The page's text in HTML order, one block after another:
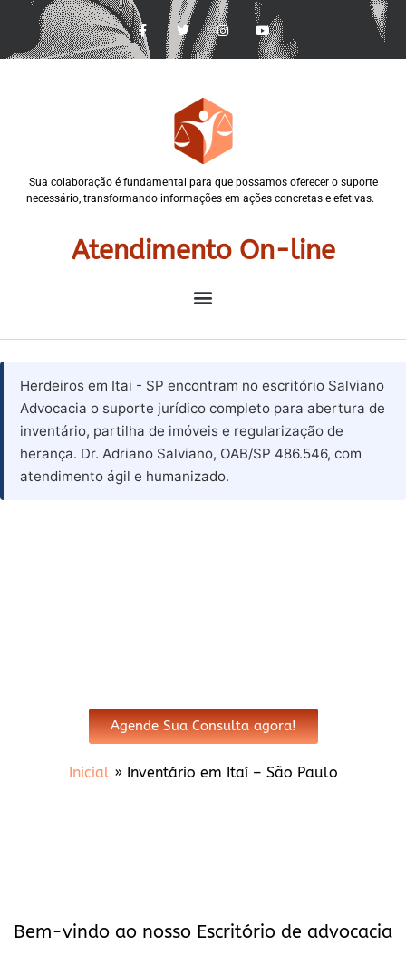
Sua colaboração é fundamental para que possamos oferecer o suporte
necessário, transformando informações em ações concretas e efetivas.
Atendimento On-line
Herdeiros em Itai - SP encontram no escritório Salviano
Advocacia o suporte jurídico completo para abertura de
inventário, partilha de imóveis e regularização de
herança. Dr. Adriano Salviano, OAB/SP 486.546, com
atendimento ágil e humanizado.
Agende Sua Consulta agora!
Inicial» Inventário em Itaí – São Paulo
Bem-vindo ao nosso Escritório de advocacia